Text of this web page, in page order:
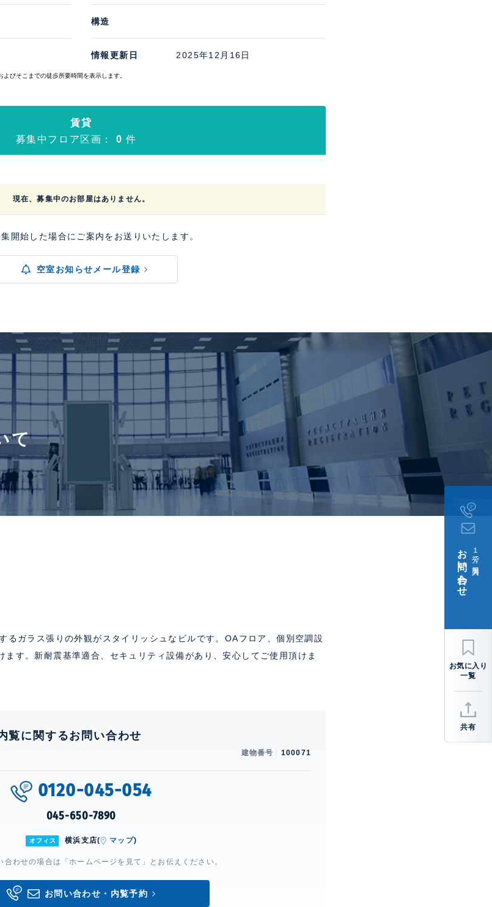
構造
情報更新日 2025年12月16日
びそこまでの徒歩所要時間を表示します。
賃貸
募集中フロア区画： 0 件
現在、募集中のお部屋はありません。
開始した場合にご案内をお送りいたします。
空室お知らせメール登録
て
るガラス張りの外観がスタイリッシュなビルです。OAフロア、個別空調設
す。新耐震基準適合、セキュリティ設備があり、安心してご使用頂けま
覧に関するお問い合わせ
建物番号 100071
0120-045-054
045-650-7890
オフィス 横浜支店( マップ)
わせの場合は「ホームページを見て」とお伝えください。
お問い合わせ・内覧予約
１分で簡単入力
お問い合わせ
共有